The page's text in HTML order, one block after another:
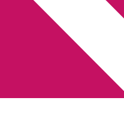
Bokbloggsjerka 13 – 16
– 16 juni